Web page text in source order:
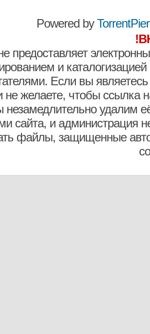
Powered by
предоставляет
и
Если вы являетесь
не желаете, чтобы ссылка
удалим
сайта, и администрация
файлы, защищенные